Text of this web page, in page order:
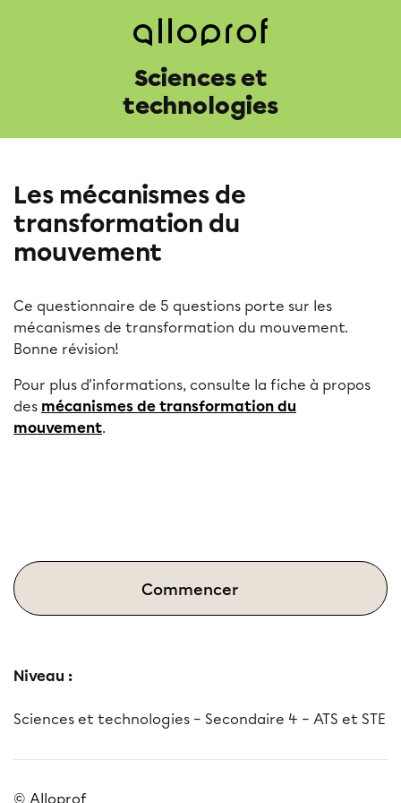
Sciences et
technologies
Les mécanismes de
transformation du
mouvement
Ce questionnaire de 5 questions porte sur les
mécanismes de transformation du mouvement.
Bonne révision!
Pour plus d'informations, consulte la fiche à propos
des mécanismes de transformation du
mouvement.
Commencer
Niveau :
Sciences et technologies – Secondaire 4 – ATS et STE
© Alloprof